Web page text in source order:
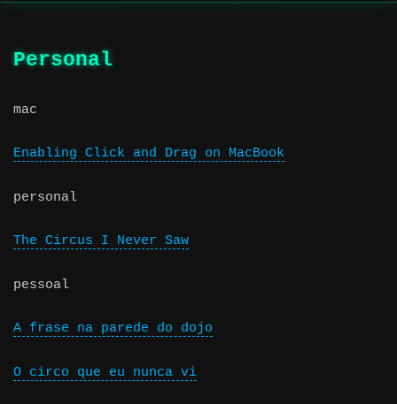
Personal
mac
Enabling Click and Drag on MacBook
personal
The Circus I Never Saw
pessoal
A frase na parede do dojo
O circo que eu nunca vi